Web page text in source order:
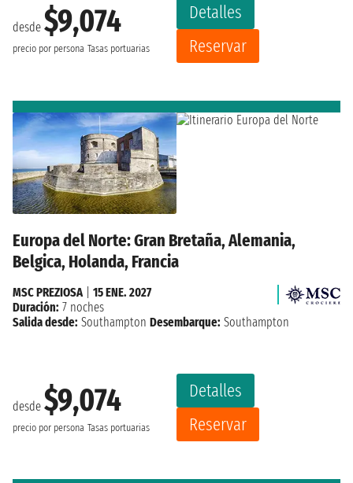
desde $9,074
precio por persona Tasas portuarias
Detalles
Reservar
Europa del Norte: Gran Bretaña, Alemania,
Belgica, Holanda, Francia
desde $9,074
precio por persona Tasas portuarias
Detalles
Reservar
MSC PREZIOSA| 15 ENE. 2027
Duración: 7 noches
Salida desde: Southampton Desembarque: Southampton